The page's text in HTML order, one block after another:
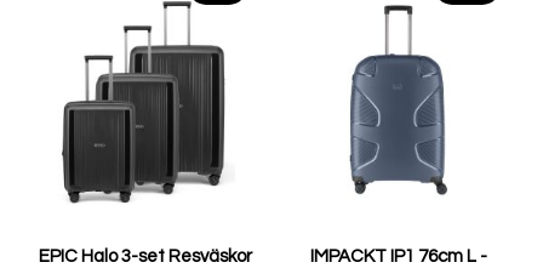
EPIC Halo 3-set Resväskor
IMPACKT IP1 76cm L -